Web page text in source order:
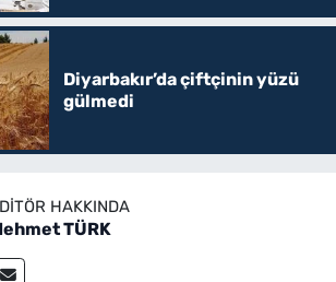
Diyarbakır’da çiftçinin yüzü
gülmedi
HAKKINDA
TÜRK